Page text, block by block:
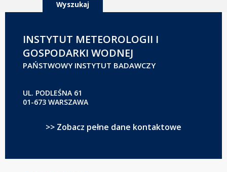
INSTYTUT METEOROLOGII I
GOSPODARKI WODNEJ
PAŃSTWOWY INSTYTUT BADAWCZY
UL. PODLEŚNA 61
01-673 WARSZAWA
>> Zobacz pełne dane kontaktowe